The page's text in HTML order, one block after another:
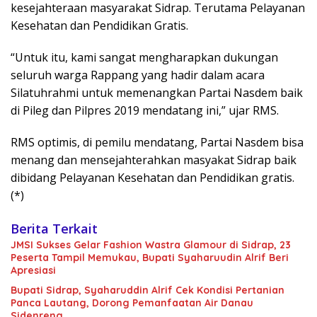
kesejahteraan masyarakat Sidrap. Terutama Pelayanan
Kesehatan dan Pendidikan Gratis.
“Untuk itu, kami sangat mengharapkan dukungan
seluruh warga Rappang yang hadir dalam acara
Silatuhrahmi untuk memenangkan Partai Nasdem baik
di Pileg dan Pilpres 2019 mendatang ini,” ujar RMS.
RMS optimis, di pemilu mendatang, Partai Nasdem bisa
menang dan mensejahterahkan masyakat Sidrap baik
dibidang Pelayanan Kesehatan dan Pendidikan gratis.
(*)
Berita Terkait
JMSI Sukses Gelar Fashion Wastra Glamour di Sidrap, 23
Peserta Tampil Memukau, Bupati Syaharuudin Alrif Beri
Apresiasi
Bupati Sidrap, Syaharuddin Alrif Cek Kondisi Pertanian
Panca Lautang, Dorong Pemanfaatan Air Danau